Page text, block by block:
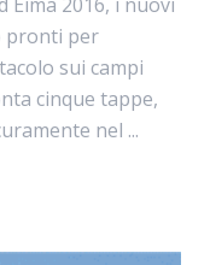
pronti per
sui campi
cinque tappe,
nel ...